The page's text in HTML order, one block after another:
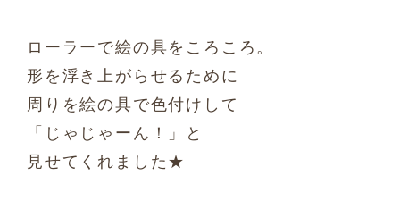
ローラーで絵の具をころころ。
形を浮き上がらせるために
周りを絵の具で色付けして
「じゃじゃーん！」と
見せてくれました★